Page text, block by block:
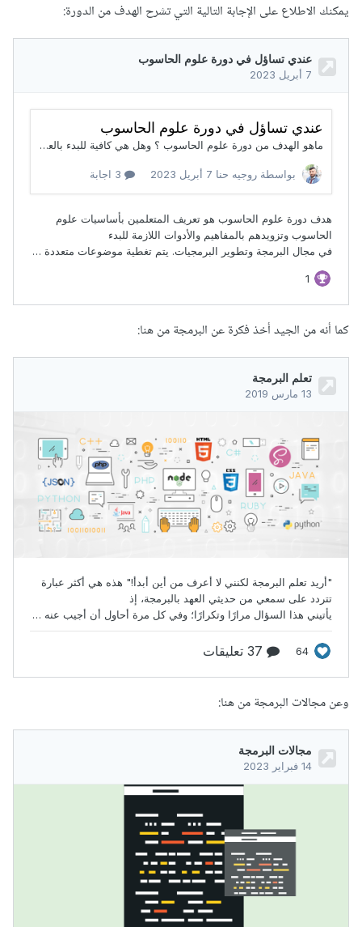
يمكنك الاطلاع على الإجابة التالية التي تشرح الهدف من الدورة:
كما أنه من الجيد أخذ فكرة عن البرمجة من هنا:
وعن مجالات البرمجة من هنا: